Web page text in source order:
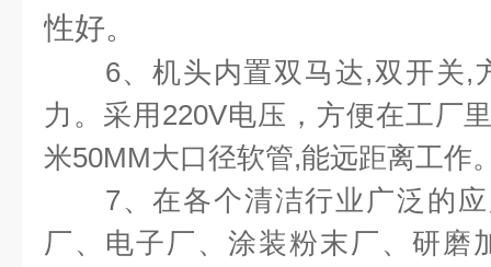
性好。
6、机头内置双马达,双开关,
力。采用220V电压，方便在工厂
米50MM大口径软管,能远距离工作
7、在各个清洁行业广泛的应
厂、电子厂、涂装粉末厂、研磨